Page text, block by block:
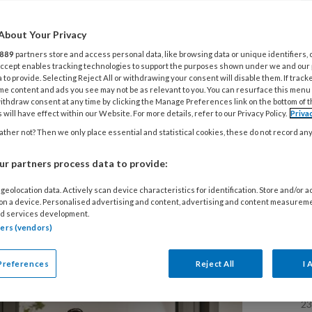
van twee
bij
als traditionele
acht weken
aan dat een verkort
weken bij gelokaliseerde
is als de traditionele achtweekse
Your Privacy
889 partners store and access personal data, like browsing data or unique identifiers,
enables tracking technologies to support the purposes shown under we and
to provide. Selecting Reject All or withdrawing your consent will disable them. If
content and ads you see may not be as relevant to you. You can resurface this
consent at any time by clicking the Manage Preferences link on the bottom of
will have effect within our Website. For more details, refer to our Privacy Policy.
not? Then we only place essential and statistical cookies, these do not record
partners process data to provide:
data. Actively scan device characteristics for identification. Store and/or
a device. Personalised advertising and content, advertising and content
services development.
(vendors)
Reject All I